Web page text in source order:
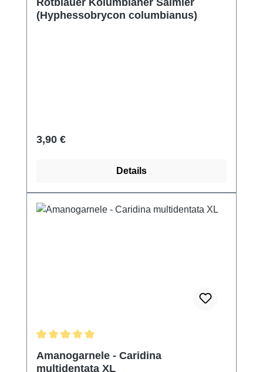
Rotblauer Kolumbianer Salmler
(Hyphessobrycon columbianus)
Regulärer Preis:
3,90 €
Details
Amanogarnele - Caridina
multidentata XL